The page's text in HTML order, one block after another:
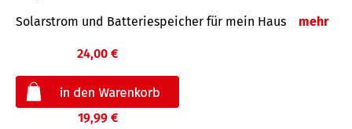
Solarstrom und Batteriespeicher für mein Haus mehr
24,00 €
19,99 €